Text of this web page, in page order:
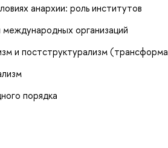
анархии: роль институтов
организаций
и постструктурализм
порядка